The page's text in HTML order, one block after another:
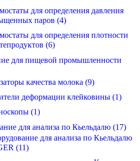
для определения давления
паров (4)
для определения плотности
(6)
для пищевой промышленности
качества молока (9)
деформации клейковины (1)
(1)
для анализа по Кьельдалю (17)
для анализа по Кьельдалю
(11)